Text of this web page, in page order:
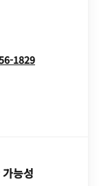
1829Opens In
능성